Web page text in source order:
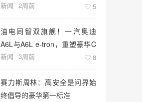
标杆
新闻 2周前 5
油电同智双旗舰！一汽奥迪
A6L与A6L e-tron，重塑豪华C
级新标准
新闻 3周前 8
赛力斯周林：高安全是问界始
终倡导的豪华第一标准